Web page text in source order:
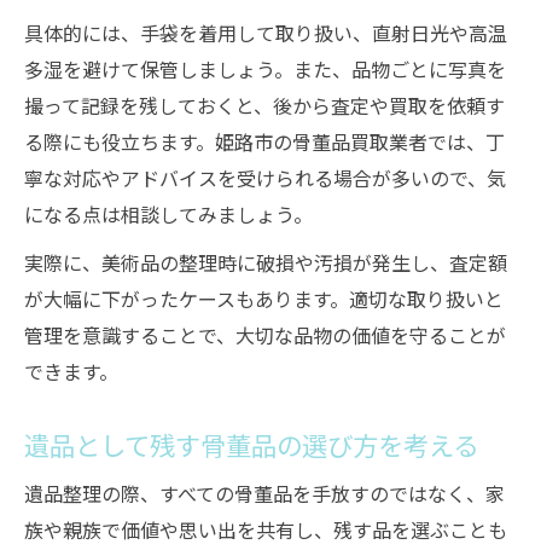
具体的には、手袋を着用して取り扱い、直射日光や高温
多湿を避けて保管しましょう。また、品物ごとに写真を
撮って記録を残しておくと、後から査定や買取を依頼す
る際にも役立ちます。姫路市の骨董品買取業者では、丁
寧な対応やアドバイスを受けられる場合が多いので、気
になる点は相談してみましょう。
実際に、美術品の整理時に破損や汚損が発生し、査定額
が大幅に下がったケースもあります。適切な取り扱いと
管理を意識することで、大切な品物の価値を守ることが
できます。
遺品として残す骨董品の選び方を考える
遺品整理の際、すべての骨董品を手放すのではなく、家
族や親族で価値や思い出を共有し、残す品を選ぶことも